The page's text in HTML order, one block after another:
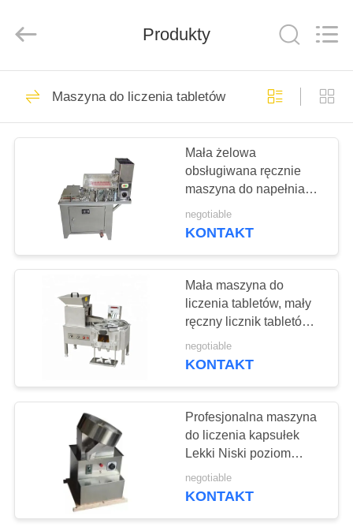
DOM
PRODUKTY
WYCIECZKA
FABRYCE
KONTROLA
JAKOŚCI
SKONTAKTUJ
NAMI
Co.,
Reserved.
Rotary Tablet Press
Machine
Maszyna do
tabletek
farmaceutycznych
14
Maszyna do
tabletkowania soli
15
Produkty
Maszyna do liczenia tabletów
Mała żelowa
obsługiwana ręcznie
maszyna do napełniania
kapsułek Długa
żywotność
negotiable
KONTAKT
Mała maszyna do
liczenia tabletów, mały
ręczny licznik tabletów
Zgodny z GMP
negotiable
KONTAKT
Profesjonalna maszyna
do liczenia kapsułek
Lekki Niski poziom
hałasu
negotiable
KONTAKT